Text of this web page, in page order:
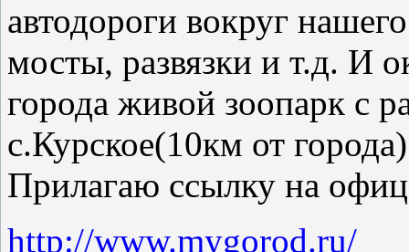
автодороги вокруг
мосты, развязки и т.д. И
города живой зоопарк с
с.Курское(10км от
Прилагаю ссылку на
http://www.mygorod.ru/